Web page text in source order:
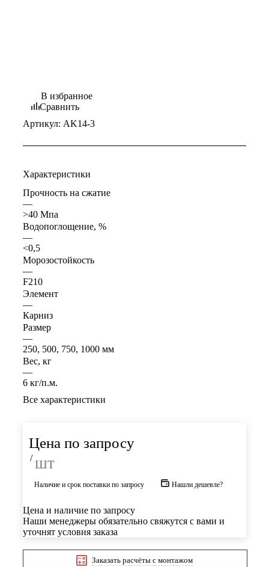
В избранное
Сравнить
Артикул: AK14-3
Характеристики
Прочность на сжатие
—
>40 Мпа
Водопоглощение, %
—
<0,5
Морозостойкость
—
F210
Элемент
—
Карниз
Размер
—
250, 500, 750, 1000 мм
Вес, кг
—
6 кг/п.м.
Все характеристики
Цена по запросу
/ шт
Наличие и срок поставки по запросу Нашли дешевле?
Цена и наличие по запросу
Наши менеджеры обязательно свяжутся с вами и
уточнят условия заказа
Заказать расчёты с монтажом